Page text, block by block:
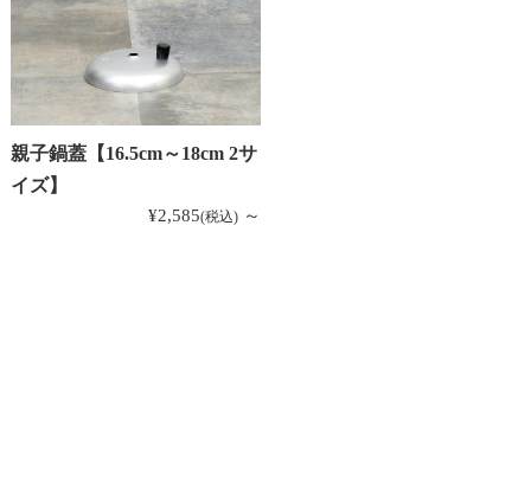
親子鍋蓋【16.5cm～18cm 2サ
イズ】
¥2,585(税込) ～